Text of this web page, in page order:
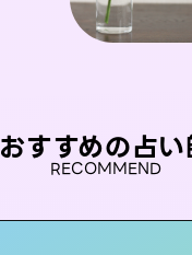
おすすめの占
RECOMMEND